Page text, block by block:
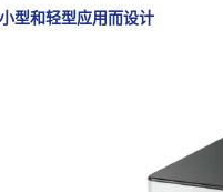
型和轻型应用而设计